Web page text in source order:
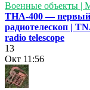
Военные объекты |
ТНА-400 — первый
радиотелескоп |
radio telescope
13
Окт 11:56